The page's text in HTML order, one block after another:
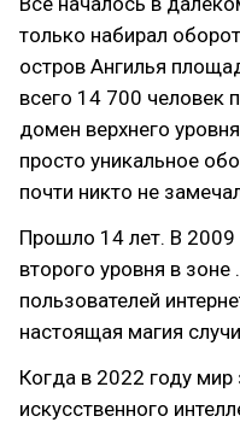
только набирал
остров Ангилья
всего 14 700 человек
домен верхнего
просто уникальное
почти никто не
Прошло 14 лет. В 2009
второго уровня в
пользователей
настоящая магия
Когда в 2022 году мир
искусственного